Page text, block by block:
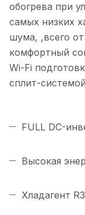
обогрева при
самых низких
шума, ,всего
комфортный
Wi-Fi
сплит-
FULL DC-
Высокая
Хладагент